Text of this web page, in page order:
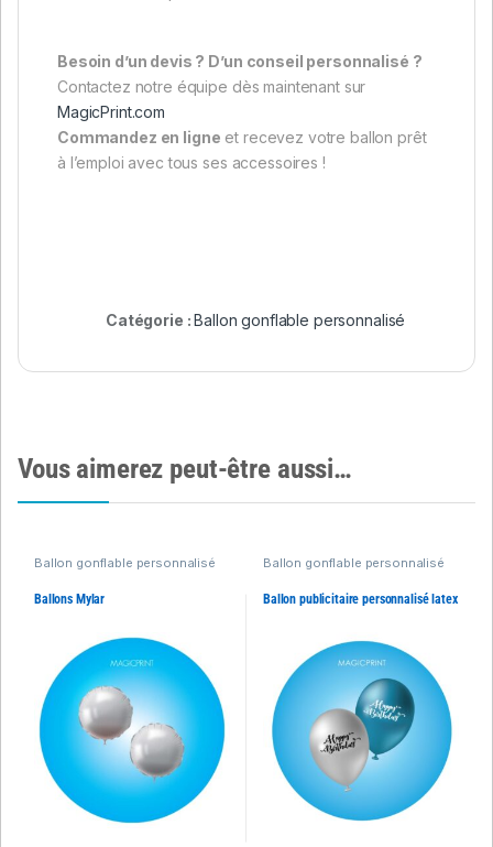
Besoin d’un devis ? D’un conseil personnalisé ?
Contactez notre équipe dès maintenant sur
MagicPrint.com
Commandez en ligne et recevez votre ballon prêt
à l’emploi avec tous ses accessoires !
Catégorie :Ballon gonflable personnalisé
Vous aimerez peut-être aussi…
Ballon gonflable personnalisé
Ballons Mylar
Ballon gonflable personnalisé
Ballon publicitaire personnalisé latex